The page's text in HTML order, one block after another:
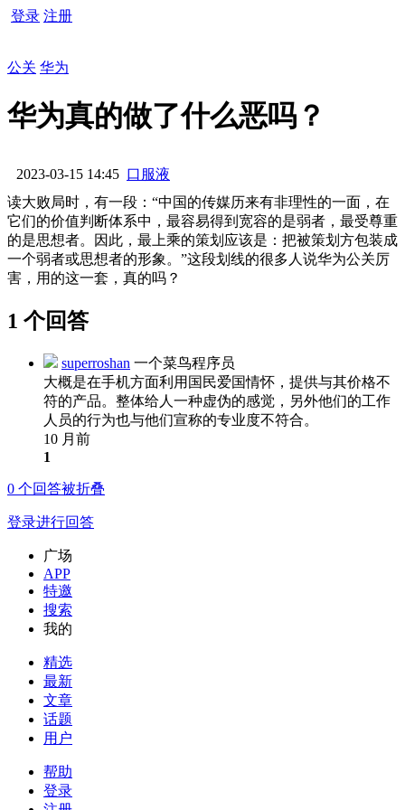
登录 注册
公关 华为
华为真的做了什么恶吗？
2023-03-15 14:45 口服液
读大败局时，有一段：“中国的传媒历来有非理性的一面，在
它们的价值判断体系中，最容易得到宽容的是弱者，最受尊重
的是思想者。因此，最上乘的策划应该是：把被策划方包装成
一个弱者或思想者的形象。”这段划线的很多人说华为公关厉
害，用的这一套，真的吗？
1 个回答
superroshan 一个菜鸟程序员
大概是在手机方面利用国民爱国情怀，提供与其价格不
符的产品。整体给人一种虚伪的感觉，另外他们的工作
人员的行为也与他们宣称的专业度不符合。
10 月前
1
0 个回答被折叠
登录进行回答
广场
APP
特邀
搜索
我的
精选
最新
文章
话题
用户
帮助
登录